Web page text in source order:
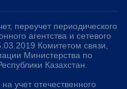
переучет периодического
агентства и сетевого
Комитетом связи,
Министерства по
Казахстан.
учет отечественного